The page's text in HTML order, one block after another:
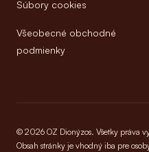
Súbory cookies
Všeobecné obchodné
podmienky
© 2026 OZ Dionýzos. Všetky práva
Obsah stránky je vhodný iba pre